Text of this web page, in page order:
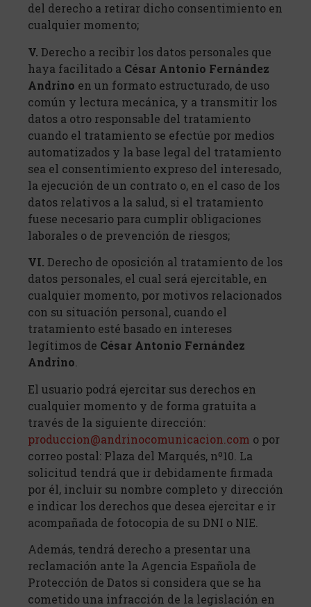
del derecho a retirar dicho consentimiento en
cualquier momento;
V. Derecho a recibir los datos personales que
haya facilitado a César Antonio Fernández
Andrino en un formato estructurado, de uso
común y lectura mecánica, y a transmitir los
datos a otro responsable del tratamiento
cuando el tratamiento se efectúe por medios
automatizados y la base legal del tratamiento
sea el consentimiento expreso del interesado,
la ejecución de un contrato o, en el caso de los
datos relativos a la salud, si el tratamiento
fuese necesario para cumplir obligaciones
laborales o de prevención de riesgos;
VI. Derecho de oposición al tratamiento de los
datos personales, el cual será ejercitable, en
cualquier momento, por motivos relacionados
con su situación personal, cuando el
tratamiento esté basado en intereses
legítimos de César Antonio Fernández
Andrino
El usuario podrá ejercitar sus derechos en
cualquier momento y de forma gratuita a
través de la siguiente dirección:
produccion@andrinocomunicacion.com o por
correo postal: Plaza del Marqués, nº10. La
solicitud tendrá que ir debidamente firmada
por él, incluir su nombre completo y dirección
e indicar los derechos que desea ejercitar e ir
acompañada de fotocopia de su DNI o NIE.
Además, tendrá derecho a presentar una
reclamación ante la Agencia Española de
Protección de Datos si considera que se ha
cometido una infracción de la legislación en